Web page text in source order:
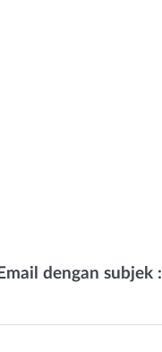
dengan subjek :